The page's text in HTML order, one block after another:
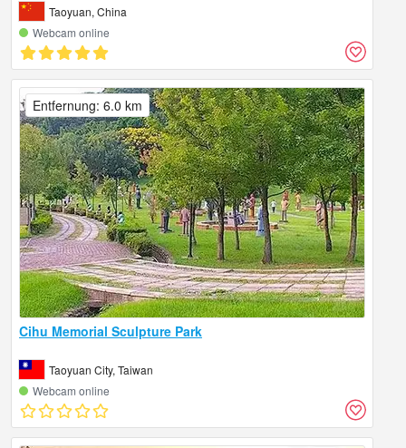
Taoyuan, China
Webcam online
Cihu Memorial Sculpture Park
Taoyuan City, Taiwan
Webcam online
Entfernung: 6.0 km